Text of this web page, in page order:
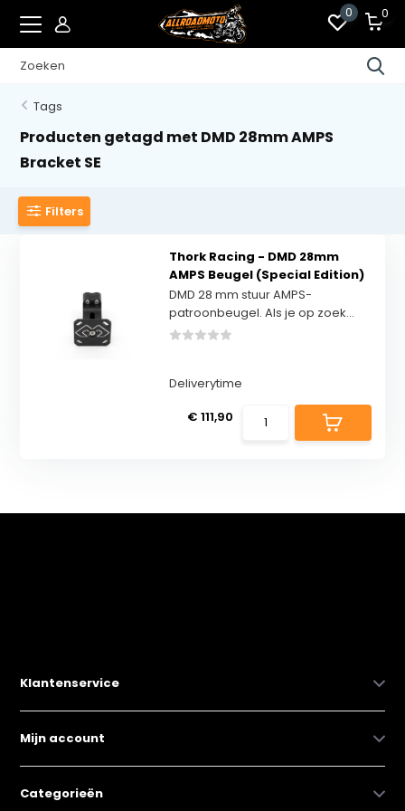
0 0
Tags
Producten getagd met DMD 28mm AMPS
Bracket SE
Filters
Thork Racing - DMD 28mm
AMPS Beugel (Special Edition)
DMD 28 mm stuur AMPS-
patroonbeugel. Als je op zoek...
Deliverytime
€ 111,90
Klantenservice
Mijn account
Categorieën